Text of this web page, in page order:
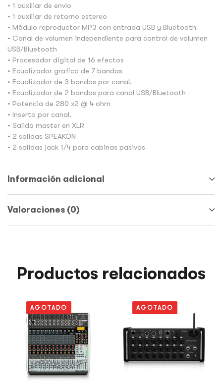
• 1 auxiliar de envío
• 1 auxiliar de retorno estereo
• Módulo reproductor MP3 con entrada USB y Bluetooth
• Canal de volumen independiente para control de volumen
USB/Bluetooth
• Procesador digital de 16 efectos
• Ecualizador grafico de 7 bandas
• Ecualizador de 3 bandas por canal.
• Ecualizador de 2 bandas para canal USB/Bluetooth
• Potencia de 280 x2 @ 4 ohm
• Inserto por canal.
• Salida master en XLR
• 2 salidas SPEAKON
• 2 salidas jack 1/4 para cabinas pasivas
Información adicional
Valoraciones (0)
Productos relacionados
AGOTADO AGOTADO